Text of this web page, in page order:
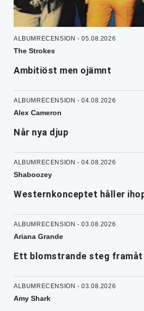
ALBUMRECENSION - 05.08.2026
The Strokes
Ambitiöst men ojämnt
ALBUMRECENSION - 04.08.2026
Alex Cameron
Når nya djup
ALBUMRECENSION - 04.08.2026
Shaboozey
Westernkonceptet håller
ALBUMRECENSION - 03.08.2026
Ariana Grande
Ett blomstrande steg framåt
ALBUMRECENSION - 03.08.2026
Amy Shark